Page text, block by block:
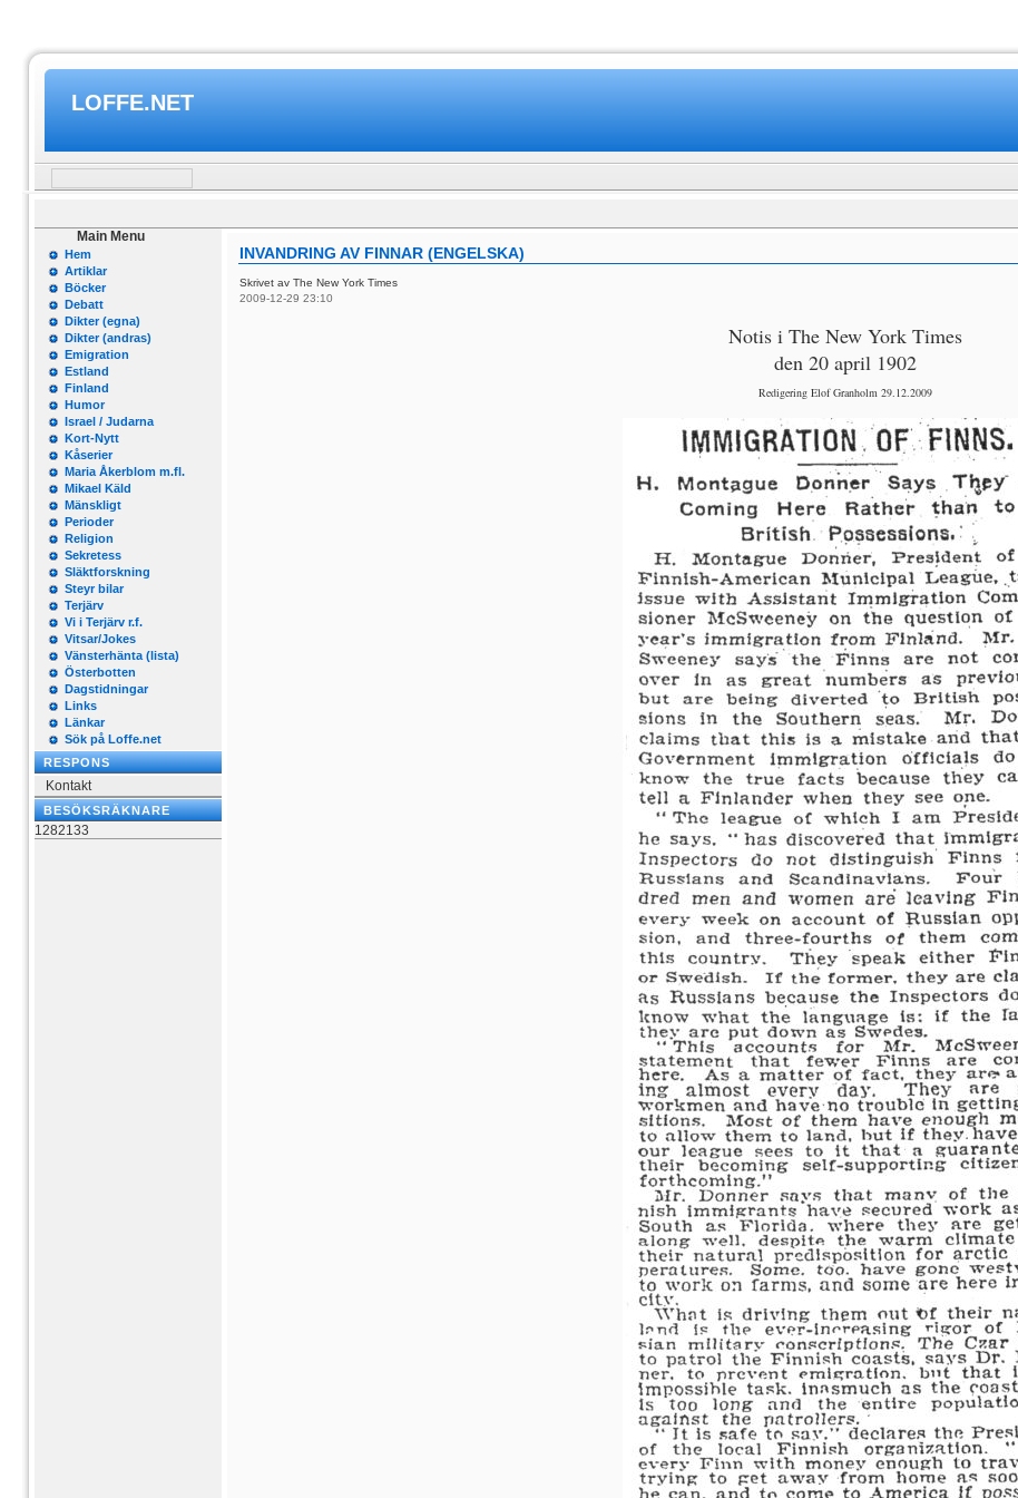
LOFFE.NET
Main Menu
Hem
Artiklar
Böcker
Debatt
Dikter (egna)
Dikter (andras)
Emigration
Estland
Finland
Humor
Israel / Judarna
Kort-Nytt
Kåserier
Maria Åkerblom m.fl.
Mikael Käld
Mänskligt
Perioder
Religion
Sekretess
Släktforskning
Steyr bilar
Terjärv
Vi i Terjärv r.f.
Vitsar/Jokes
Vänsterhänta (lista)
Österbotten
Dagstidningar
Links
Länkar
Sök på Loffe.net
RESPONS
Kontakt
BESÖKSRÄKNARE
1282133
INVANDRING AV FINNAR (ENGELSKA)
Skrivet av The New York Times
2009-12-29 23:10
Notis i The New York Times
den 20 april 1902
Redigering Elof Granholm 29.12.2009